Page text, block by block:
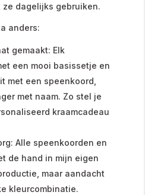
dagelijks gebruiken.
anders:
gemaakt: Elk
een mooi basissetje en
met een speenkoord,
met naam. Zo stel je
kraamcadeau
Alle speenkoorden en
de hand in mijn eigen
maar aandacht
kleurcombinatie.